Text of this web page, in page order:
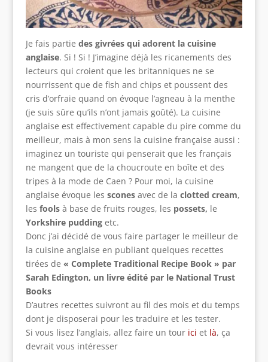
Je fais partie des givrées qui adorent la cuisine
anglaise. Si ! Si ! J’imagine déjà les ricanements des
lecteurs qui croient que les britanniques ne se
nourrissent que de fish and chips et poussent des
cris d’orfraie quand on évoque l’agneau à la menthe
(je suis sûre qu’ils n’ont jamais goûté). La cuisine
anglaise est effectivement capable du pire comme du
meilleur, mais à mon sens la cuisine française aussi :
imaginez un touriste qui penserait que les français
ne mangent que de la choucroute en boîte et des
tripes à la mode de Caen ? Pour moi, la cuisine
anglaise évoque les scones avec de la clotted cream,
les foolsà base de fruits rouges, les possets, le
Yorkshire puddingetc.
Donc j’ai décidé de vous faire partager le meilleur de
la cuisine anglaise en publiant quelques recettes
tirées de « Complete Traditional Recipe Book » par
Sarah Edington, un livre édité par le National Trust
Books
D’autres recettes suivront au fil des mois et du temps
dont je disposerai pour les traduire et les tester.
Si vous lisez l’anglais, allez faire un tour ici et là, ça
devrait vous intéresser